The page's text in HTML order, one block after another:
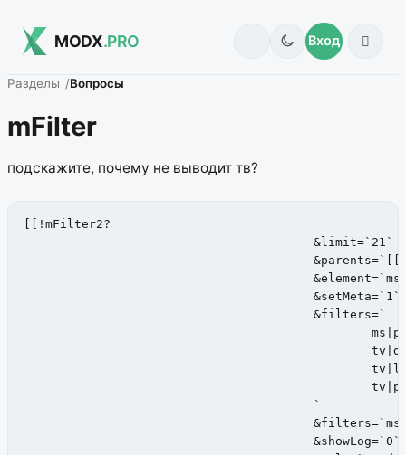
MODX.PRO Вход
Разделы Вопросы
mFilter
подскажите, почему не выводит тв?
[[!mFilter2?